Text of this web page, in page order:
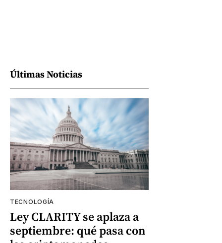
Últimas Noticias
TECNOLOGÍA
Ley CLARITY se aplaza a
septiembre: qué pasa con